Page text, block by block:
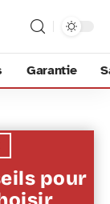
Garantie
pour